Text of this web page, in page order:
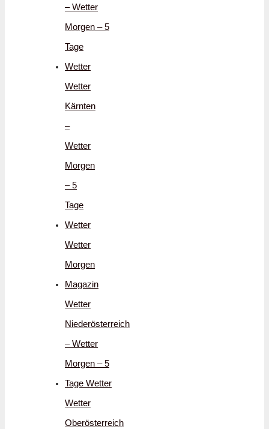
– Wetter
Morgen – 5
Tage
Wetter
Wetter
Kärnten
–
Wetter
Morgen
– 5
Tage
Wetter
Wetter
Morgen
Magazin
Wetter
Niederösterreich
– Wetter
Morgen – 5
Tage Wetter
Wetter
Oberösterreich